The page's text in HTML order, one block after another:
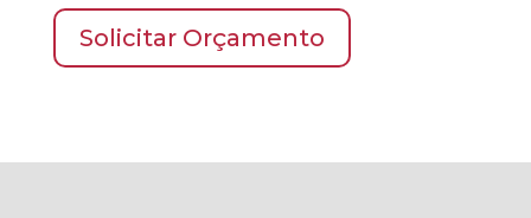
Solicitar Orçamento